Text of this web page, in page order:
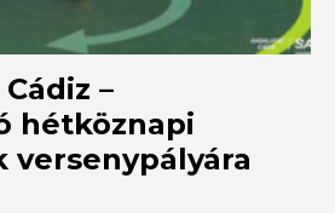
–
hétköznapi
versenypályára